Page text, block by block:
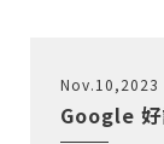
Nov.10,2023
Google 好